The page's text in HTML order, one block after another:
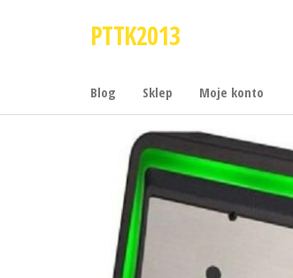
PTTK2013
Blog Sklep Moje konto